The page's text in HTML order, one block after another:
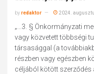
byredaktor 2024.
„...3. § Önkormányzati
vagy közvetett többségi
társasággal (a
részben vagy egészben
céljából kötött szerződés